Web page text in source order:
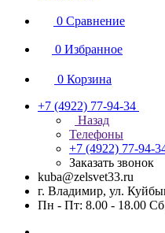
0 Сравнение
0 Избранное
0 Корзина
+7 (4922) 77-94-34
Назад
Телефоны
+7 (4922) 77-94-
Заказать звонок
kuba@zelsvet33.ru
г. Владимир, ул.
Пн - Пт: 8.00 - 18.00